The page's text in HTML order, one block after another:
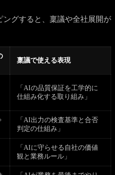
ングすると、稟議や全社展開が
稟議で使える表現
「AIの品質保証を工学的に
仕組み化する取り組み」
「AI出力の検査基準と合否
判定の仕組み」
「AIに守らせる自社の価値
観と業務ルール」